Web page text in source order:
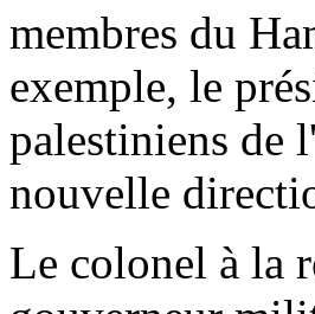
membres du
exemple, le
palestiniens de
nouvelle
Le colonel à la